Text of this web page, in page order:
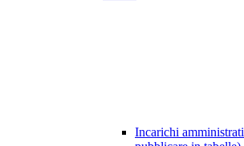
Incarichi